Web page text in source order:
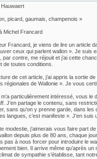
Hauwaert
picard, gaumais, champenois »
Michel Francard
Francard, je viens de lire un article
ceux qui parlent wallon ». Je suis
par contre, me réjouit et j’ai cette
de toutes conditions.
de cet article, j’ai appris la sortie
régionales de Wallonie ». Je vous
m’a particulièrement intéressé, vous
J’en partage le contenu, sans
sans qu’on y prenne garde, dans
langues, c’est manifeste ». J’en suis
modestie, j’aimerais vous faire part
depuis plus de 80 ans, chaque
pas à nous forcer pour introduire le
bien. Il arrive même qu’après
de sympathie s’établisse, tant